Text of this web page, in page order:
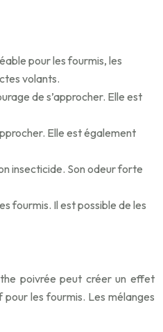
pour les fourmis, les
volants.
de s’approcher. Elle est
Elle est également
insecticide. Son odeur forte
fourmis. Il est possible de les
poivrée peut créer un effet
les fourmis. Les mélanges